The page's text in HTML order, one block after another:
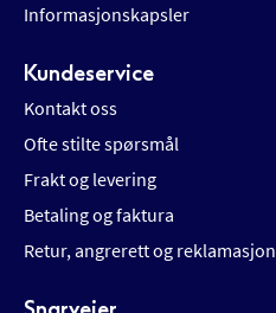
Informasjonskapsler
Kundeservice
Kontakt oss
Ofte stilte spørsmål
Frakt og levering
Betaling og faktura
Retur, angrerett og reklamasjon